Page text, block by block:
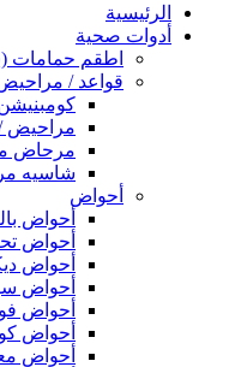
الرئيسية
أدوات صحية
اطقم حمامات
قواعد /
مراحيض
مرحاض
شاسيه
أحواض
أحواض
أحواض
أحواض
أحواض
أحواض
أحواض
أحواض